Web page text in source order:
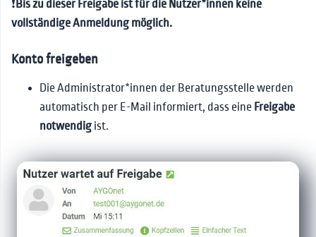
❗Bis zu dieser Freigabe ist für die Nutzer*innen keine
vollständige Anmeldung möglich.
Konto freigeben
Die Administrator*innen der Beratungsstelle werden
automatisch per E-Mail informiert, dass eine Freigabe
notwendig ist.